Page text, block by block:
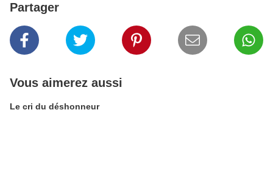
Partager
Vous aimerez aussi
Le cri du déshonneur